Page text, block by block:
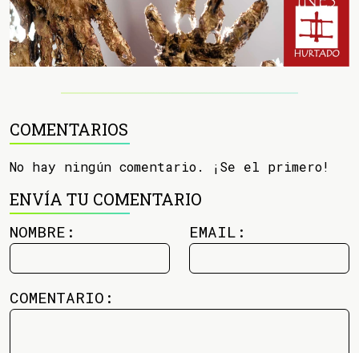
COMENTARIOS
No hay ningún comentario. ¡Se el primero!
ENVÍA TU COMENTARIO
NOMBRE: EMAIL:
COMENTARIO: